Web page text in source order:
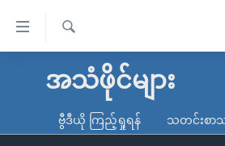
လွယ်ကူ
သည့်
မူလစာမျက်နှာ
ကမ္ဘာ့သတင်းများ
ရ
အသံဖိုင်များ
ဗွီဒီယို ကြည့်ရှုရန် သတင်းစာသ